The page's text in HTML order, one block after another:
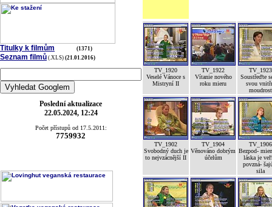
Titulky k filmům (1371)
Seznam filmů (.XLS) (21.01.2016)
Poslední aktualizace
22.05.2024, 12:24
Počet přístupů od 17.5.2011:
7759932
TV_1920
Veselé Vánoce s
Mistryní II
TV_1922
Vítanie nového
roku mieru
TV_1923
Soustřeďte
svou
moudrost
TV_1902
Svobodný duch je
to nejvzácnější II
TV_1904
Věnováno dobrým
účelům
TV_1906
Bezpod-
láska je
povzná-
sila